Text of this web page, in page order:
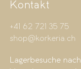
Kontakt
+41 62 721 35 75
shop@korkeria.ch
Lagerbesuche nach